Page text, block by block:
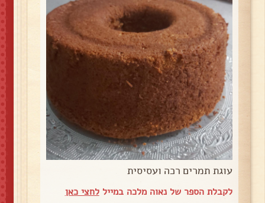
עוגת תמרים רכה ועסיסית
לקבלת הספר של נאוה מלכה במייללחצי כאן